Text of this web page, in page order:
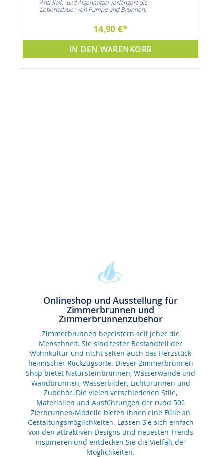
Anti Kalk- und Algenmittel verlängert die
Lebensdauer von Pumpe und Brunnen.
14,90 €
IN DEN WARENKORB
Onlineshop und Ausstellung für
Zimmerbrunnen und
Zimmerbrunnenzubehör
Zimmerbrunnen begeistern seit jeher die
Menschheit. Sie sind fester Bestandteil der
Wohnkultur und nicht selten auch das Herzstück
heimischer Rückzugsorte. Dieser Zimmerbrunnen
Shop bietet Natursteinbrunnen, Wasserwände und
Wandbrunnen, Wasserbilder, Lichtbrunnen und
Zubehör. Die vielen verschiedenen Stile,
Materialien und Ausführungen der rund 500
Zierbrunnen-Modelle bieten Ihnen eine Fülle an
Gestaltungsmöglichkeiten. Lassen Sie sich einfach
von den attraktiven Designs und neuesten Trends
inspirieren und entdecken Sie die Vielfalt der
Möglichkeiten.